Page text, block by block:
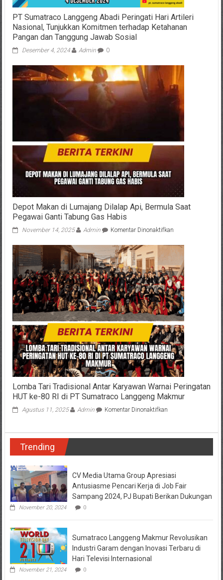
PT Sumatraco Langgeng Abadi Peringati Hari Artileri
Nasional, Tunjukkan Komitmen terhadap Ketahanan
Pangan dan Tanggung Jawab Sosial
Desember 4, 2024 Admin 0
Depot Makan di Lumajang Dilalap Api, Bermula Saat
Pegawai Ganti Tabung Gas Habis
November 14, 2025 Admin Komentar Dinonaktifkanpada
Makan
Lumajang
Dilalap
Api,
Bermula
Saat
Pegawai
Ganti
Tabung
Gas
Habis
Lomba Tari Tradisional Antar Karyawan Warnai Peringatan
HUT ke-80 RI di PT Sumatraco Langgeng Makmur
Agustus 11, 2025 Admin Komentar Dinonaktifkanpada
Peringatan
ke-
80
Sumatraco
Makmur
Trending
CV Media Utama Group Apresiasi
Antusiasme Pencari Kerja di Job Fair
Sampang 2024, PJ Bupati Berikan Dukungan
November 20, 2024 0
Sumatraco Langgeng Makmur Revolusikan
Industri Garam dengan Inovasi Terbaru di
Hari Televisi Internasional
November 21, 2024 0